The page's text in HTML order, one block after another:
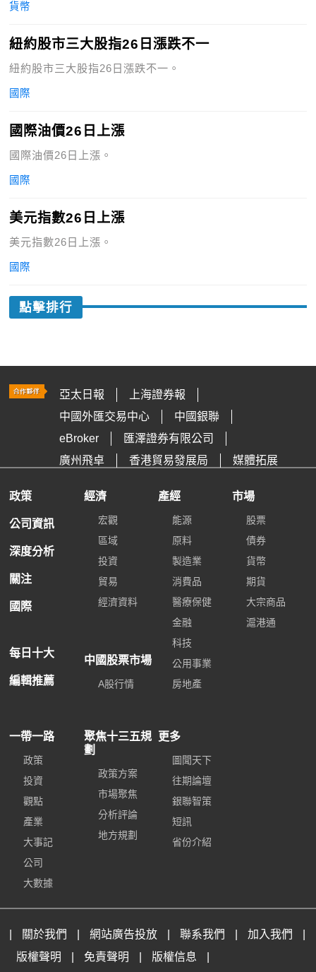
貨幣
紐約股市三大股指26日漲跌不一
紐約股市三大股指26日漲跌不一。
國際
國際油價26日上漲
國際油價26日上漲。
國際
美元指數26日上漲
美元指數26日上漲。
國際
點擊排行
亞太日報
上海證券報
中國外匯交易中心
中國銀聯
eBroker
匯澤證券有限公司
廣州飛卓
香港貿易發展局 媒體拓展
政策
公司資訊
深度分析
關注
國際
每日十大
編輯推薦
經濟
宏觀
區域
投資
貿易
經濟資料
中國股票市場
A股行情
產經
能源
原料
製造業
消費品
醫療保健
金融
科技
公用事業
房地產
市場
股票
債券
貨幣
期貨
大宗商品
滬港通
一帶一路
政策
投資
觀點
產業
大事記
公司
大數據
聚焦十三五規
劃
政策方案
市場聚焦
分析評論
地方規劃
更多
圖聞天下
往期論壇
銀聯智策
短訊
省份介紹
關於我們 網站廣告投放 聯系我們 加入我們
版權聲明
免責聲明 版權信息